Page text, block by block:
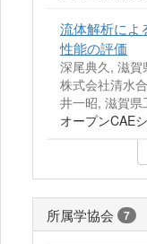
流体解析によ
性能の評価
深尾典久, 滋賀
株式会社清水
井一昭, 滋賀県
オープンCAE
所属学協会 7